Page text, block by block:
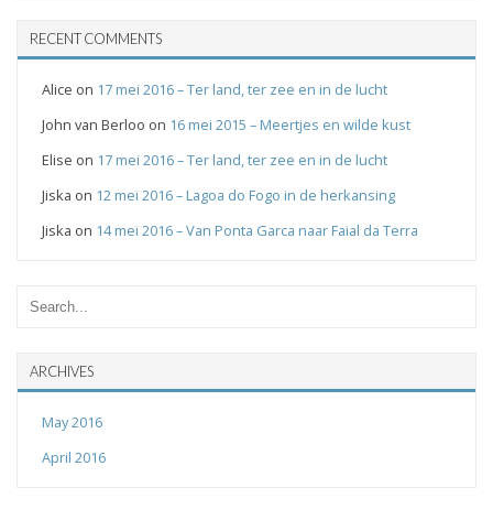
RECENT COMMENTS
Alice on 17 mei 2016 – Ter land, ter zee en in de lucht
John van Berloo on 16 mei 2015 – Meertjes en wilde kust
Elise on 17 mei 2016 – Ter land, ter zee en in de lucht
Jiska on 12 mei 2016 – Lagoa do Fogo in de herkansing
Jiska on 14 mei 2016 – Van Ponta Garca naar Faial da Terra
ARCHIVES
May 2016
April 2016